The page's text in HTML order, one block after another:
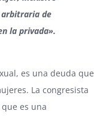
arbitraria de
la privada».
es una deuda que
La congresista
es una